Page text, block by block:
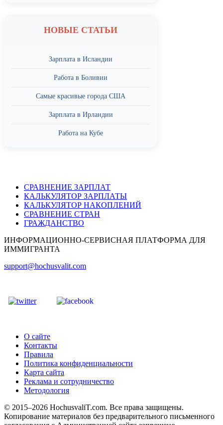
НОВЫЕ СТАТЬИ
Зарплата в Исландии
Работа в Боливии
Самые красивые города США
Зарплата в Ирландии
Работа на Кубе
СРАВНЕНИЕ ЗАРПЛАТ
КАЛЬКУЛЯТОР ЗАРПЛАТЫ
КАЛЬКУЛЯТОР НАКОПЛЕНИЙ
СРАВНЕНИЕ СТРАН
ГРАЖДАНСТВО
ИНФОРМАЦИОННО-СЕРВИСНАЯ ПЛАТФОРМА ДЛЯ
ИММИГРАНТА
support@hochusvalit.com
О сайте
Контакты
Правила
Политика конфиденциальности
Карта сайта
Реклама и сотрудничество
Методология
© 2015–2026 HochusvaliT.com. Все права защищены.
Копирование материалов без предварительного письменного